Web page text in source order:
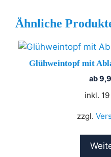
Ähnliche
Glühweintopf mit
ab
inkl.
zzgl.